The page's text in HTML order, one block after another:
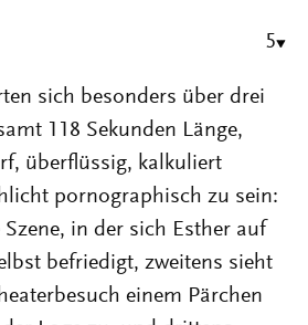
5
sich besonders über drei
118 Sekunden Länge,
überflüssig, kalkuliert
pornographisch zu sein:
in der sich Esther auf
befriedigt, zweitens sieht
einem Pärchen